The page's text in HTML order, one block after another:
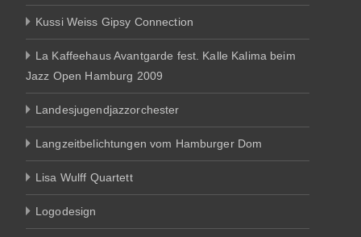
Kussi Weiss Gipsy Connection
La Kaffeehaus Avantgarde fest. Kalle Kalima beim
Jazz Open Hamburg 2009
Landesjugendjazzorchester
Langzeitbelichtungen vom Hamburger Dom
Lisa Wulff Quartett
Logodesign